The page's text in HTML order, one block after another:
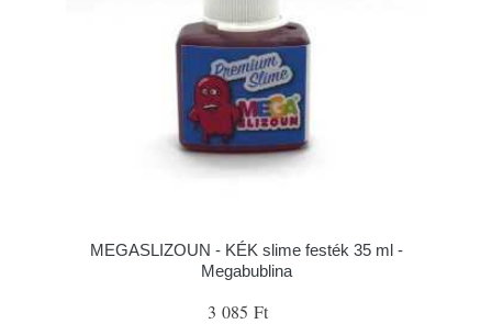
MEGASLIZOUN - KÉK slime festék 35 ml -
Megabublina
3 085 Ft